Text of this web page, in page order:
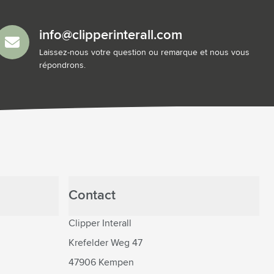
info@clipperinterall.com
Laissez-nous votre question ou remarque et nous vous
répondrons.
Contact
Clipper Interall
Krefelder Weg 47
47906 Kempen